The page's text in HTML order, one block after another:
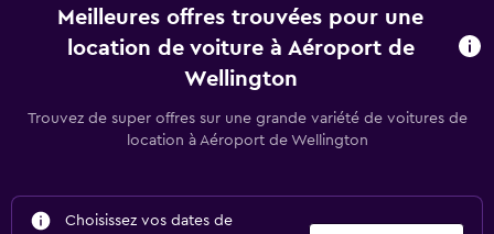
Meilleures offres trouvées pour une
location de voiture à Aéroport de
Wellington
Trouvez de super offres sur une grande variété de voitures de
location à Aéroport de Wellington
Choisissez vos dates de